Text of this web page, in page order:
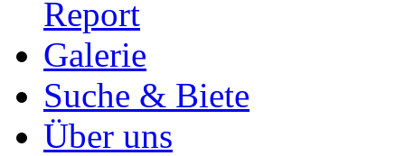
Report
Galerie
Suche & Biete
Über uns